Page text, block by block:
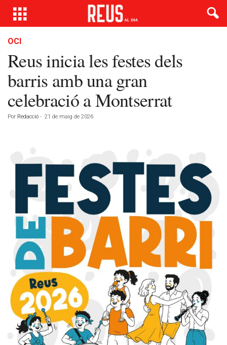
OCI
Reus inicia les festes dels
barris amb una gran
celebració a Montserrat
Por Redacció - 21 de maig de 2026